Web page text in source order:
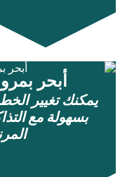
أبحر
يمكنك تغيير
بسهولة مع